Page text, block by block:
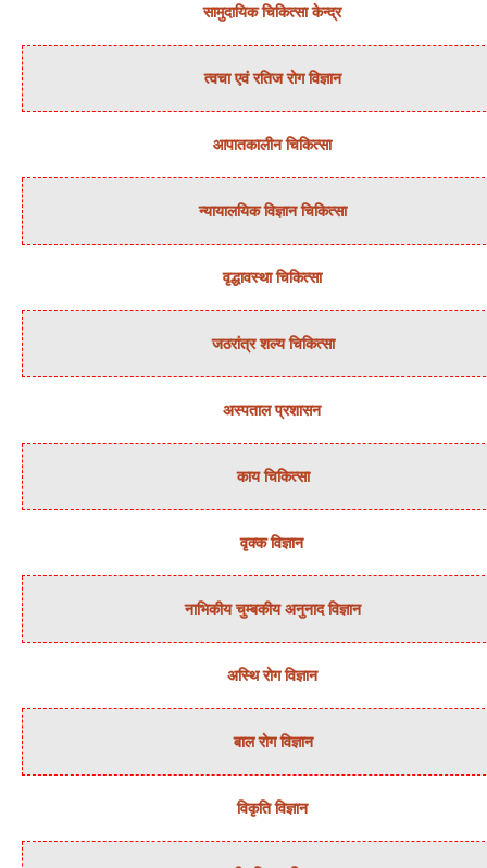
सामुदायिक चिकित्‍सा केन्‍द्र
त्‍वचा एवं रतिज रोग विज्ञान
आपातकालीन चिकित्सा
न्‍यायालयिक विज्ञान चिकित्‍सा
वृद्धावस्था चिकित्सा
जठरांत्र शल्‍य चिकित्‍सा
अस्‍पताल प्रशासन
काय चिकित्‍सा
वृक्‍क विज्ञान
नाभिकीय चुम्‍बकीय अनुनाद विज्ञान
अस्थि रोग विज्ञान
बाल रोग विज्ञान
विकृति विज्ञान